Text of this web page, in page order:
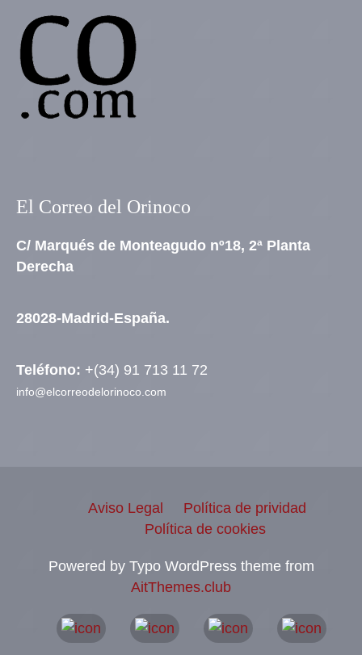
El Correo del Orinoco
C/ Marqués de Monteagudo nº18, 2ª Planta
Derecha
28028-Madrid-España.
Teléfono: +(34) 91 713 11 72
info@elcorreodelorinoco.com
Aviso Legal
Política de prividad
Política de cookies
Powered by Typo WordPress theme from
AitThemes.club